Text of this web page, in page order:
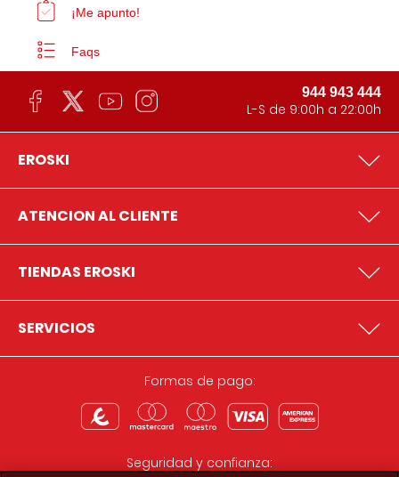
¡Me apunto!
Faqs
944 943 444
L-S de 9:00h a 22:00h
EROSKI
ATENCION AL CLIENTE
TIENDAS EROSKI
SERVICIOS
Formas de pago:
Seguridad y confianza: